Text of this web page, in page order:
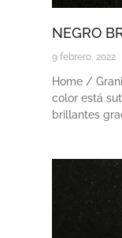
NEGRO
9 febrero, 2022
Home /
color está
brillantes